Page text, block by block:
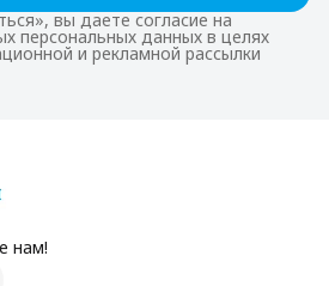
вы даете согласие на
персональных данных в целях
и рекламной рассылки
нам!